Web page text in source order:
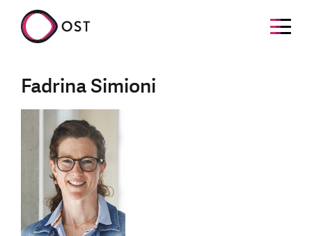
Fadrina Simioni